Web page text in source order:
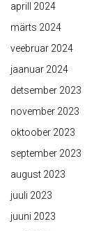
aprill 2024
märts 2024
veebruar 2024
jaanuar 2024
detsember 2023
november 2023
oktoober 2023
september 2023
august 2023
juuli 2023
juuni 2023